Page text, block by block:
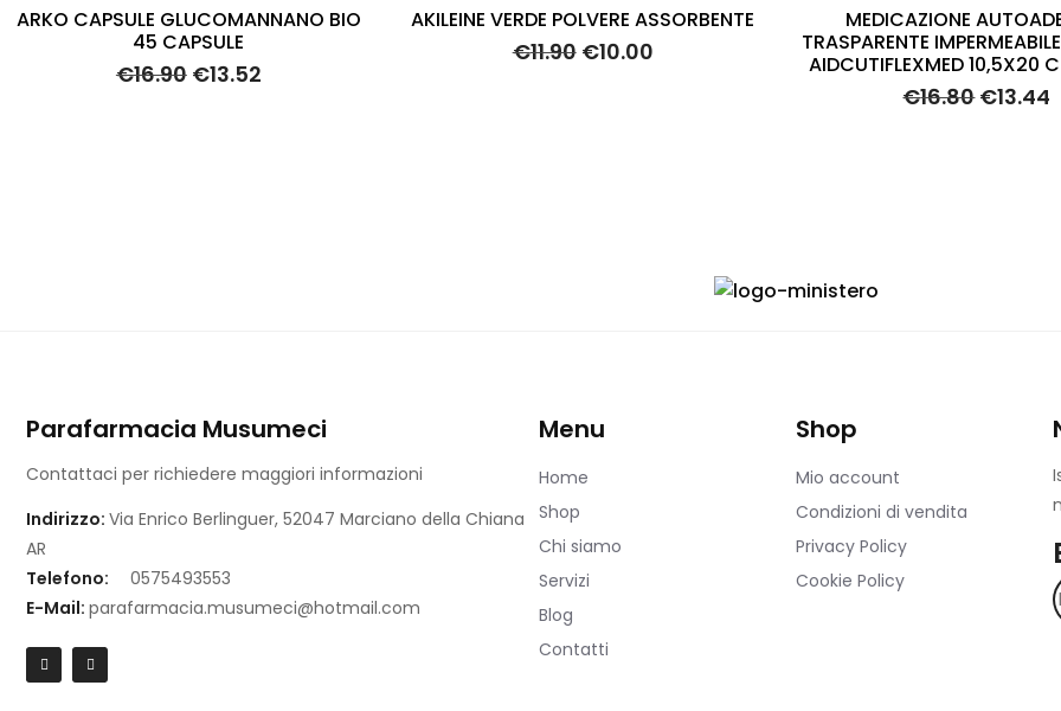
ARKO CAPSULE GLUCOMANNANO BIO
45 CAPSULE
€16.90 €13.52
AKILEINE VERDE POLVERE ASSORBENTE
€11.90 €10.00
MEDICAZIONE
TRASPARENTE
AIDCUTIFLEXMED 10,5X20
€16.80€13.44
Parafarmacia Musumeci
Contattaci per richiedere maggiori informazioni
Indirizzo: Via Enrico Berlinguer, 52047 Marciano della Chiana
AR
Telefono:
0575493553
E-Mail: parafarmacia.musumeci@hotmail.com
Menu
Home
Shop
Chi siamo
Servizi
Blog
Contatti
Shop
Mio account
Condizioni di vendita
Privacy Policy
Cookie Policy